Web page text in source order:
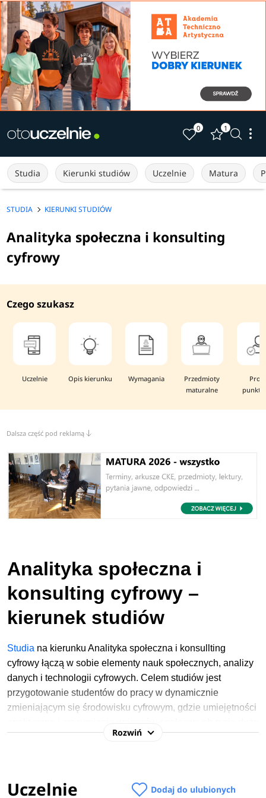
0 1
Studia Kierunki studiów Uczelnie Matura
STUDIA KIERUNKI STUDIÓW
Analityka społeczna i konsulting
cyfrowy
Czego szukasz
Uczelnie Opis kierunku Wymagania
Przedmioty
maturalne
Dalsza część pod reklamą
Analityka społeczna i
konsulting cyfrowy –
kierunek studiów
Studia na kierunku Analityka społeczna i konsullting
cyfrowy łączą w sobie elementy nauk społecznych, analizy
danych i technologii cyfrowych. Celem studiów jest
przygotowanie studentów do pracy w dynamicznie
zmieniającym się środowisku cyfrowym, gdzie umiejętności
znaczenie. Kierunek ten kładzie nacisk na analizę danych,
Studenci uczą się, jak stosować narzędzia, takie jak
Rozwiń
Uczelnie Dodaj do ulubionych